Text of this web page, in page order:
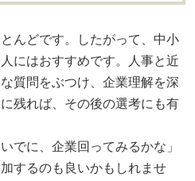
んどです。したがって、中小
にはおすすめです。人事と近
質問をぶつけ、企業理解を深
残れば、その後の選考にも有
でに、企業回ってみるかな」
するのも良いかもしれませ